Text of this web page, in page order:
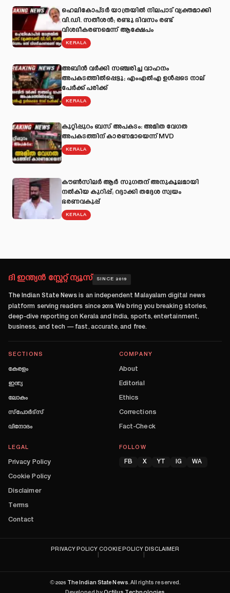
ഹെലികോപ്ടർ യാത്രയിൽ നിലപാട് വ്യക്തമാക്കി
വി.ഡി. സതീശൻ; രണ്ടു ദിവസം രണ്ട്
വിശദീകരണമെന്ന് ആക്ഷേപം
KERALA
അബിന്‍ വര്‍ക്കി സഞ്ചരിച്ച വാഹനം
അപകടത്തില്‍പ്പെട്ടു; എംഎല്‍എ ഉള്‍പ്പടെ നാല്
പേര്‍ക്ക് പരിക്ക്
KERALA
കുറ്റിപ്പുറം ബസ് അപകടം: അമിത വേഗത
അപകടത്തിന് കാരണമായെന്ന് MVD
KERALA
കൗൺസിലർ ആർ സുഗതന് അനുകൂലമായി
നല്‍കിയ കുറിപ്പ്; റദ്ദാക്കി തദ്ദേശ സ്വയം
ഭരണവകുപ്പ്
KERALA
ദി ഇന്ത്യൻ സ്റ്റേറ്റ് ന്യൂസ് SINCE 2019
The Indian State News is an independent Malayalam digital news
platform serving readers since 2019. We bring you breaking stories,
deep-dive reporting on Kerala and India, sports, entertainment,
business, and tech — fast, accurate, and free.
SECTIONS
കേരളം
ഇന്ത്യ
ലോകം
സ്പോർട്സ്
വിനോദം
COMPANY
About
Editorial
Ethics
Corrections
Fact-Check
LEGAL
Privacy Policy
Cookie Policy
Disclaimer
Terms
Contact
FOLLOW
FB X YT IG WA
PRIVACY POLICY COOKIE POLICY DISCLAIMER
©2026 The Indian State News. All rights reserved.